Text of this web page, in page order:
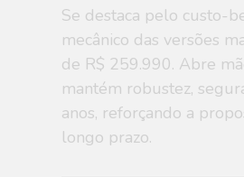
Se destaca pelo custo-
mecânico das versões
de R$ 259.990. Abre
mantém robustez,
anos, reforçando a
longo prazo.